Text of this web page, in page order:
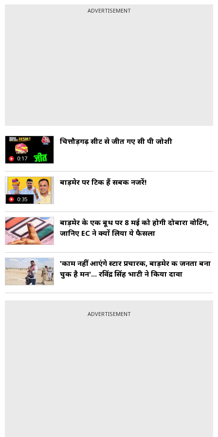
ADVERTISEMENT
0:17
चित्तौड़गढ़ सीट से जीत गए सी पी जोशी
0:35
बाड़मेर पर टिकी हैं सबकी नजरें!
बाड़मेर के एक बूथ पर 8 मई को होगी दोबारा वोटिंग,
जानिए EC ने क्यों लिया ये फैसला
'काम नहीं आएंगे स्टार प्रचारक, बाड़मेर की जनता बना
चुकी है मन'... रविंद्र सिंह भाटी ने किया दावा
ADVERTISEMENT